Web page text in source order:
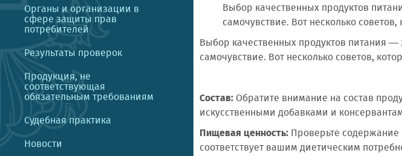
Органы и организации в
сфере защиты прав
потребителей
Результаты проверок
Продукция, не
соответствующая
обязательным требованиям
Судебная практика
Новости
Выбор качественных продуктов
самочувствие. Вот несколько
Выбор качественных продуктов питания
самочувствие. Вот несколько советов,
Состав: Обратите внимание на состав
искусственными добавками и
Пищевая ценность: Проверьте содержание
соответствует вашим диетическим